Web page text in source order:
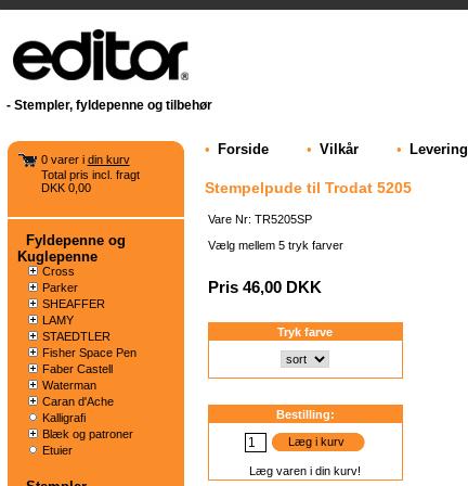
Stempler, fyldepenne og tilbehør
0 varer i din kurv
Total pris incl. fragt
DKK 0,00
Fyldepenne og
Kuglepenne
Cross
Parker
SHEAFFER
LAMY
STAEDTLER
Fisher Space Pen
Faber Castell
Waterman
Caran d'Ache
Kalligrafi
Blæk og patroner
Etuier
• Forside • Vilkår • Levering
Stempelpude til Trodat 5205
Vare Nr: TR5205SP
Vælg mellem 5 tryk farver
Pris 46,00 DKK
Tryk farve
Bestilling:
Læg i kurv
Læg varen i din kurv!